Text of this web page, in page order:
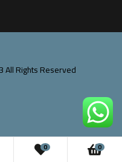
Rights Reserved.
0 0